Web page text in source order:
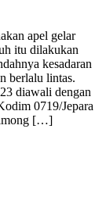
apel gelar
itu dilakukan
kesadaran
berlalu lintas.
diawali dengan
0719/Jepara
[…]